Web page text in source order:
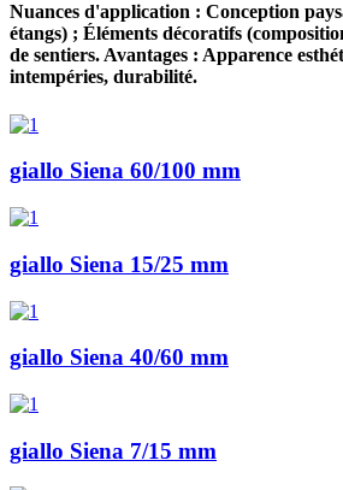
Nuances d'application : Conception
étangs) ; Éléments décoratifs
de sentiers. Avantages : Apparence
intempéries, durabilité.
giallo Siena 60/100 mm
giallo Siena 15/25 mm
giallo Siena 40/60 mm
giallo Siena 7/15 mm